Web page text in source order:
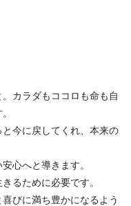
カラダもココロも命も自
今に戻してくれ、本来の
心へと導きます。
るために必要です。
びに満ち豊かになるよう